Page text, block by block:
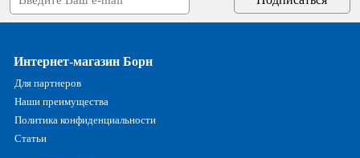
Интернет-магазин Борн
Для партнеров
Наши преимущества
Политика конфиденциальности
Статьи